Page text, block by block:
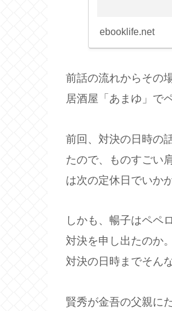
ebooklife.net
前話の流れからその
居酒屋「あまゆ」で
前回、対決の日時の
たので、ものすごい
は次の定休日でいか
しかも、暢子はペペ
対決を申し出たのか
対決の日時までそん
賢秀が金吾の父親に